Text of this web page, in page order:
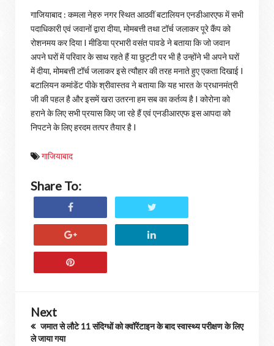
गाजियाबाद : कमला नेहरु नगर स्थित आठवीं बटालियन एनडीआरएफ में सभी
पदाधिकारी एवं जवानों द्वारा दीया, मोमबत्ती तथा टॉर्च जलाकर पूरे कैंप को
रोशनमय कर दिया I मीडिया प्रभारी वसंत पावडे ने बताया कि जो जवान
अपने घरों में परिवार के साथ रहते हैं या छुट्टी पर भी है उन्होंने भी अपने घरों
में दीया, मोमबत्ती टॉर्च जलाकर इसे त्यौहार की तरह मनाते हुए एकता दिखाई I
बटालियन कमांडेंट पीके श्रीवास्तव ने बताया कि यह भारत के प्रधानमंत्री
जी की पहल है और इसमें खरा उतरना हम सब का कर्तव्य है I कोरोना को
हराने के लिए सभी प्रयास किए जा रहे हैं एवं एनडीआरएफ इस आपदा को
निपटने के लिए हरदम तत्पर तैयार है I
गाजियाबाद
Share To:
Next
जमात से लौटे 11 संदिग्धों को क्वॉरेंटाइन के बाद स्वास्थ्य परीक्षण के लिए
ले जाया गया